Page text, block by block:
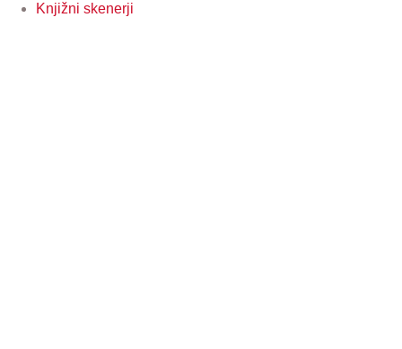
Knjižni skenerji